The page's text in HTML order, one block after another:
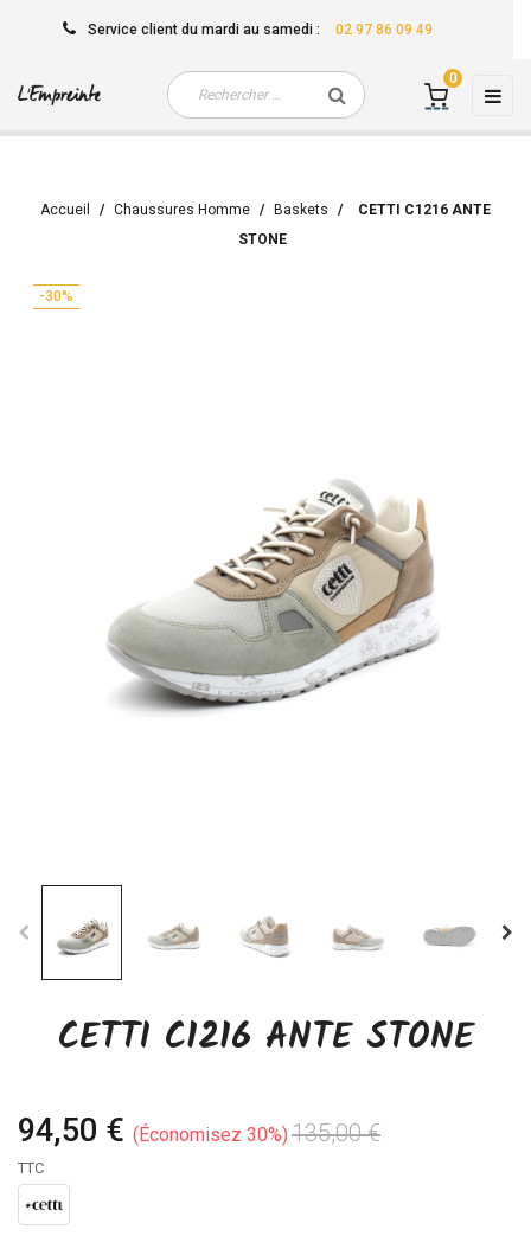
Service client du mardi au samedi : 02 97 86 09 49
☰
0
Accueil Chaussures Homme Baskets
CETTI C1216 ANTE
STONE
-30%
CETTI C1216 ANTE STONE
94,50 € Économisez 30% 135,00 €
TTC